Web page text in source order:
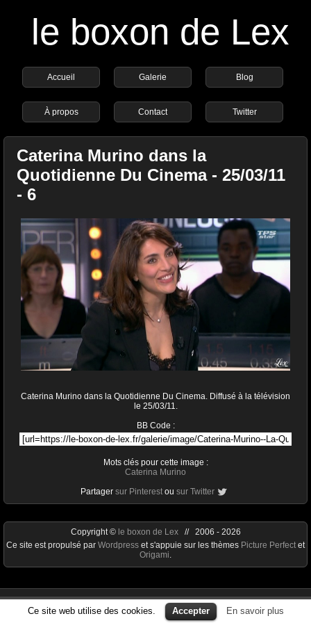
le boxon de Lex
Accueil Galerie Blog
À propos Contact Twitter
Caterina Murino dans la
Quotidienne Du Cinema - 25/03/11
- 6
Caterina Murino dans la Quotidienne Du Cinema. Diffusé à la télévision
le 25/03/11.
BB Code :
Mots clés pour cette image :
Caterina Murino
Partager sur Pinterest ou sur Twitter
Ce site web utilise des cookies. Accepter En savoir plus
Copyright © le boxon de Lex// 2006 - 2026
Ce site est propulsé par Wordpress et s'appuie sur les thèmes Picture Perfect et
Origami.